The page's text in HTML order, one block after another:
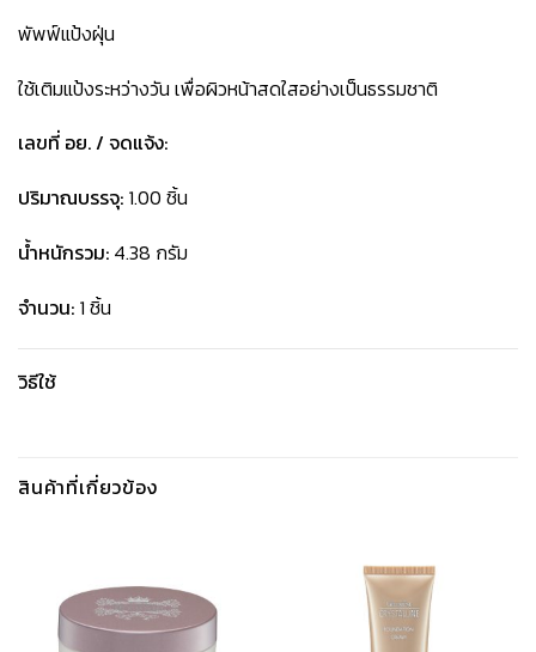
พัพฟ์แป้งฝุ่น
ใช้เติมแป้งระหว่างวัน เพื่อผิวหน้าสดใสอย่างเป็นธรรมชาติ
เลขที่ อย. / จดแจ้ง:
ปริมาณบรรจุ: 1.00 ชิ้น
น้ำหนักรวม: 4.38 กรัม
จำนวน: 1 ชิ้น
วิธีใช้
สินค้าที่เกี่ยวข้อง